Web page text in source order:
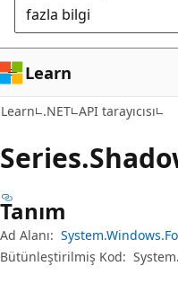
fazla bilgi
Learn
Learn .NET API tarayıcısı
Series.
Tanım
Ad Alanı:
Bütünleştirilmiş Kod: